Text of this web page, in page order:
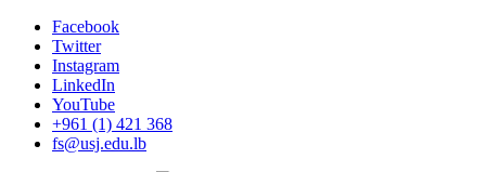
Facebook
Twitter
Instagram
LinkedIn
YouTube
+961 (1) 421 368
fs@usj.edu.lb